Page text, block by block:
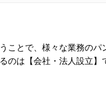
ことで、様々な業務の
のは【会社・法人設立